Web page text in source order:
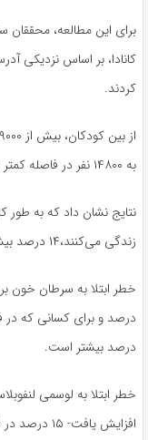
کانادا، بر اساس نزدیکی
کردند.
به ۱۴۸۰۰ نفر در فاصله کمتر از ۱۰۰ متری زندگی می‌کردند.
زندگی می‌کنند،۱۴ درصد بیشتر در معرض خطر ابتلا به هر نوع سرطان هستند.
درصد بیشتر است.
خطر ابتلا به لوسمی